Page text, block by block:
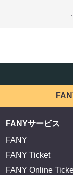
FANYサービス
FANY
FANY Ticket
FANY Online